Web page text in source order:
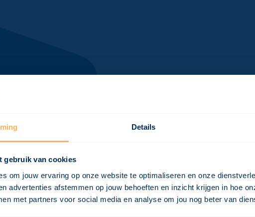
Details
gebruik van cookies
om jouw ervaring op onze website te optimaliseren en onze
advertenties afstemmen op jouw behoeften en inzicht krijgen in hoe
met partners voor social media en analyse om jou nog beter van
en private terrein. Het wordt vaak gebruikt om de
weg. Deze lijn wordt vastgesteld door de
Het is belangrijk om rekening te houden met
zoals een veranda of stoep. Het is namelijk wettelijk